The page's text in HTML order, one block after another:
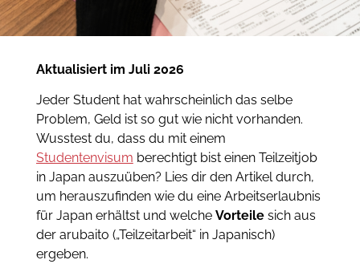
Aktualisiert im Juli 2026
Jeder Student hat wahrscheinlich das selbe
Problem, Geld ist so gut wie nicht vorhanden.
Wusstest du, dass du mit einem
Studentenvisum berechtigt bist einen Teilzeitjob
in Japan auszuüben? Lies dir den Artikel durch,
um herauszufinden wie du eine Arbeitserlaubnis
für Japan erhältst und welche Vorteilesich aus
der arubaito („Teilzeitarbeit“ in Japanisch)
ergeben.